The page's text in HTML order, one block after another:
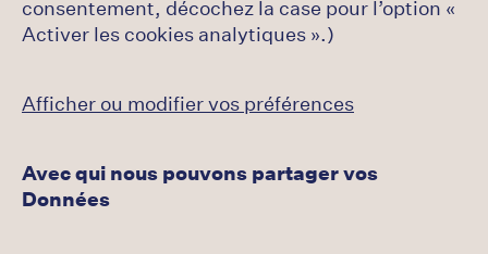
consentement, décochez la case pour l’option «
Activer les cookies analytiques ».)
Afficher ou modifier vos préférences
Avec qui nous pouvons partager vos
Données